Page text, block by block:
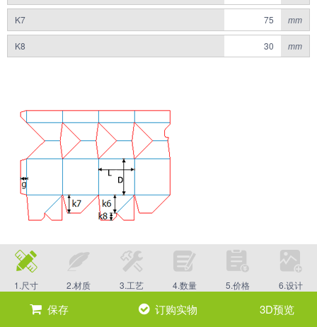
K7 mm
K8 mm
1.尺寸 2.材质 3.工艺 4.数量 5.价格 6.设计
保存 订购实物 3D预览